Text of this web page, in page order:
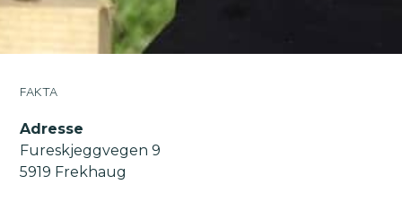
FAKTA
Adresse
Fureskjeggvegen 9
5919 Frekhaug